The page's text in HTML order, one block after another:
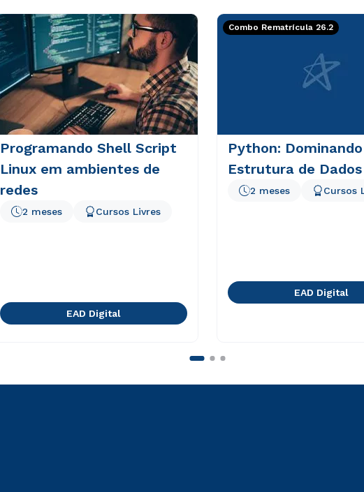
Programando Shell Script
Linux em ambientes de
redes
2 meses Cursos Livres
EAD Digital
Combo Rematrícula 26.2
Python: Dominando
Estrutura de Dados
2 meses Cursos
EAD Digital
Estou de acordo com a Política de Privacidade.e
autorizo que meus dados sejam utilizados para o
envio de conteúdos da Cruzeiro do Sul.
Estou de acordo com a Política de Privacidade.e
autorizo que meus dados sejam utilizados para o
envio de conteúdos da Cruzeiro do Sul.